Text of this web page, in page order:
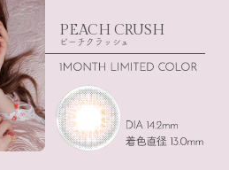
PEACH CRUSH
ピーチクラッシュ